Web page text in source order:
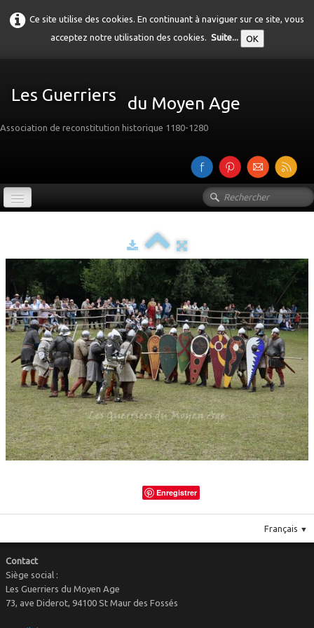
Ce site utilise des cookies. En continuant à naviguer sur ce site, vous
acceptez notre utilisation des cookies. Suite... OK
Les Guerriers du Moyen Age
Association de reconstitution historique 1180-1280
Galerie
Le costume▼
Le mobilier
Enregistrer
Français ▼
Contact
Siège social :
Les Guerriers du Moyen Age
73, ave Diderot, 94100 St Maur des Fossés